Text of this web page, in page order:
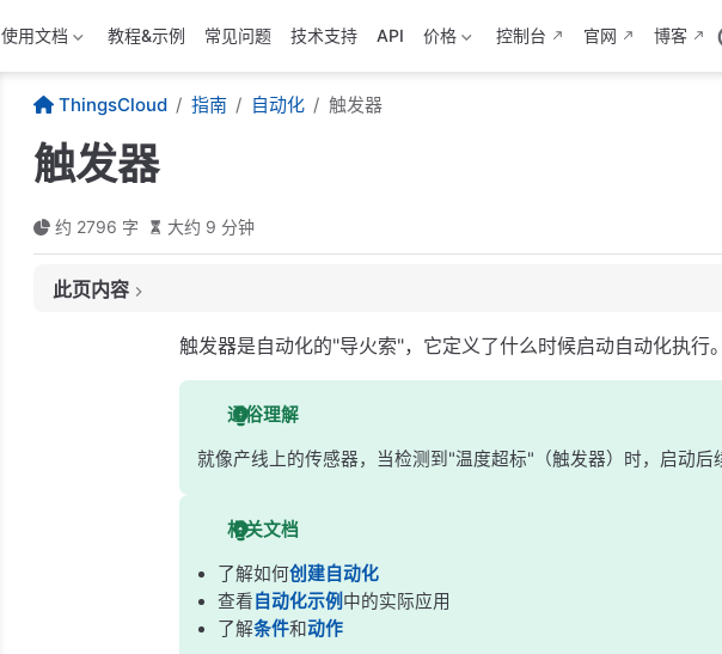
使用文档 教程&示例 常见问题 技术支持 API 价格 控制台 官网 博客
ThingsCloud 指南 自动化 触发器
触发器
约 2796 字 大约 9 分钟
此页内容
触发器是自动化的"导火索"，它定义了什么时候启动自动化执行。
通俗理解
就像产线上的传感器，当检测到"温度超标"（触发器）时，启动后
相关文档
了解如何创建自动化
查看自动化示例 中的实际应用
了解条件和动作